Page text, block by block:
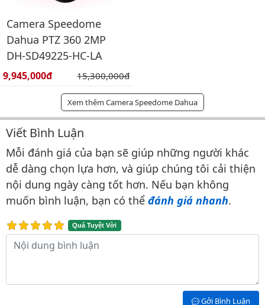
Camera Speedome
Dahua PTZ 360 2MP
DH-SD49225-HC-LA
Giá bán:
9,945,000đ Giá gốc:
15,300,000đ
Xem thêm Camera Speedome Dahua
Bình luận & Đánh giá
Viết Bình Luận
Mỗi đánh giá của bạn sẽ giúp những người khác
dễ dàng chọn lựa hơn, và giúp chúng tôi cải thiện
nội dung ngày càng tốt hơn. Nếu bạn không
muốn bình luận, bạn có thể đánh giá nhanh.
Quá Tuyệt Vời
Nội dung bình luận
Gởi Bình Luận